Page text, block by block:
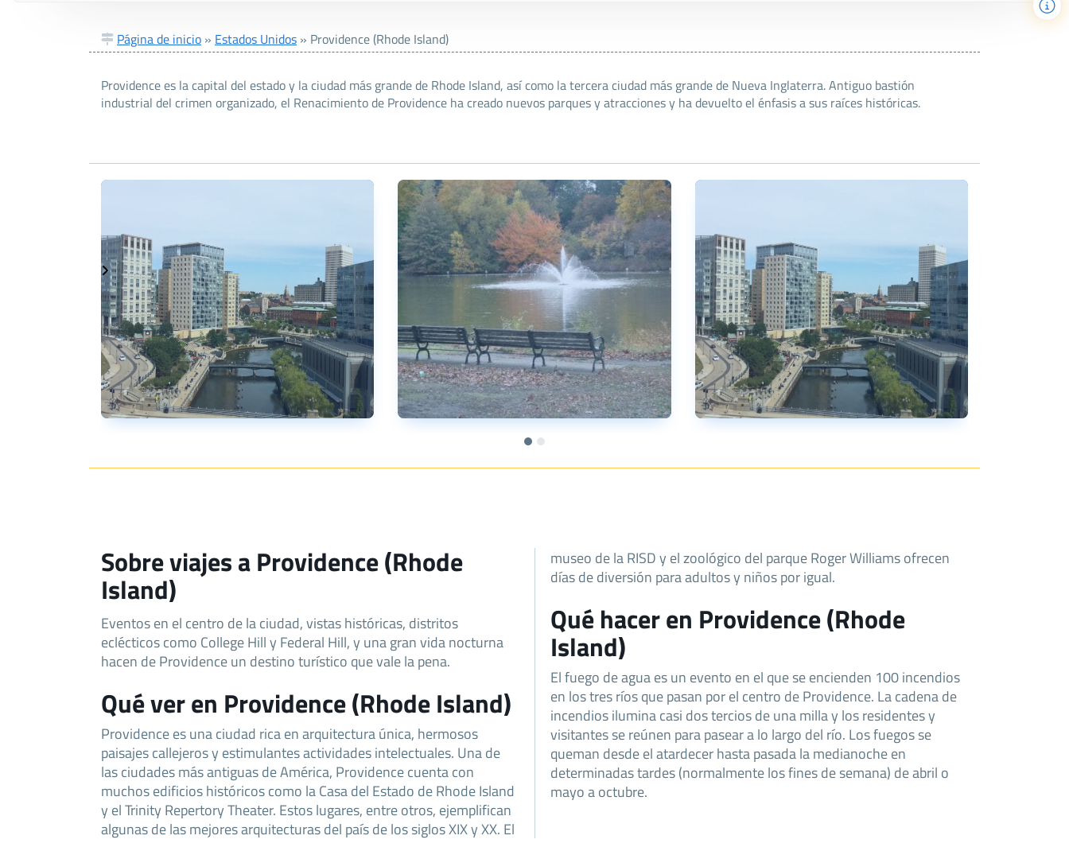
Página de inicio » Estados Unidos » Providence (Rhode Island)
Providence es la capital del estado y la ciudad más grande de Rhode Island, así como la tercera ciudad más grande de Nueva Inglaterra. Antiguo bastión
industrial del crimen organizado, el Renacimiento de Providence ha creado nuevos parques y atracciones y ha devuelto el énfasis a sus raíces históricas.
Sobre viajes a Providence (Rhode
Island)
Eventos en el centro de la ciudad, vistas históricas, distritos
eclécticos como College Hill y Federal Hill, y una gran vida nocturna
hacen de Providence un destino turístico que vale la pena.
Qué ver en Providence (Rhode Island)
Providence es una ciudad rica en arquitectura única, hermosos
paisajes callejeros y estimulantes actividades intelectuales. Una de
las ciudades más antiguas de América, Providence cuenta con
muchos edificios históricos como la Casa del Estado de Rhode Island
y el Trinity Repertory Theater. Estos lugares, entre otros, ejemplifican
algunas de las mejores arquitecturas del país de los siglos XIX y XX. El
museo de la RISD y el zoológico del parque Roger Williams ofrecen
días de diversión para adultos y niños por igual.
Qué hacer en Providence (Rhode
Island)
El fuego de agua es un evento en el que se encienden 100 incendios
en los tres ríos que pasan por el centro de Providence. La cadena de
incendios ilumina casi dos tercios de una milla y los residentes y
visitantes se reúnen para pasear a lo largo del río. Los fuegos se
queman desde el atardecer hasta pasada la medianoche en
determinadas tardes (normalmente los fines de semana) de abril o
mayo a octubre.